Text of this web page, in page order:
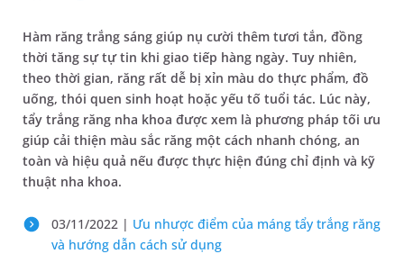
Hàm răng trắng sáng giúp nụ cười thêm tươi tắn, đồng
thời tăng sự tự tin khi giao tiếp hàng ngày. Tuy nhiên,
theo thời gian, răng rất dễ bị xỉn màu do thực phẩm, đồ
uống, thói quen sinh hoạt hoặc yếu tố tuổi tác. Lúc này,
tẩy trắng răng nha khoa được xem là phương pháp tối ưu
giúp cải thiện màu sắc răng một cách nhanh chóng, an
toàn và hiệu quả nếu được thực hiện đúng chỉ định và kỹ
thuật nha khoa.
03/11/2022 | Ưu nhược điểm của máng tẩy trắng răng
và hướng dẫn cách sử dụng